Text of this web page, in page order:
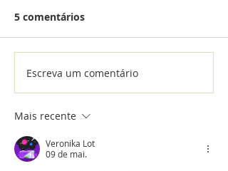
5 comentários
Escreva um comentário
Mais recente
Veronika Lot
09 de mai.